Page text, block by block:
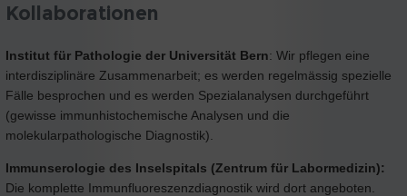
Kollaborationen
Institut für Pathologie der Universität Bern: Wir pflegen eine
interdisziplinäre Zusammenarbeit; es werden regelmässig spezielle
Fälle besprochen und es werden Spezialanalysen durchgeführt
(gewisse immunhistochemische Analysen und die
molekularpathologische Diagnostik).
Immunserologie des Inselspitals (Zentrum für Labormedizin):
Die komplette Immunfluoreszenzdiagnostik wird dort angeboten.